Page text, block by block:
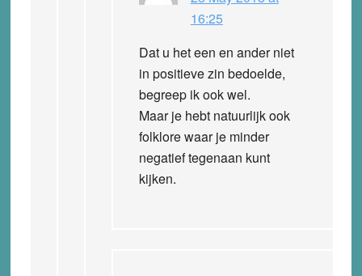
16:25
Dat u het een en ander niet
in positieve zin bedoelde,
begreep ik ook wel.
Maar je hebt natuurlijk ook
folklore waar je minder
negatief tegenaan kunt
kijken.